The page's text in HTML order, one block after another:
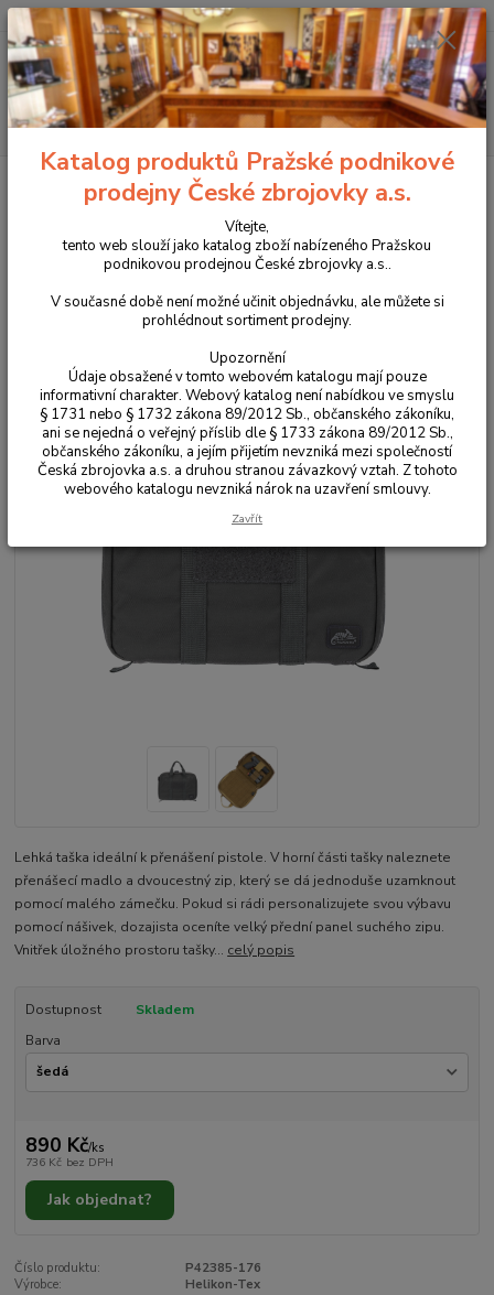
Menu
Hledat
+420 225 375 800
Pouzdra, kufry na zbraně a batohy Látková pouzdra
pouzdra a střelecké tašky
Taška Helikon Single Pistol
Taška Helikon Single Pistol
Lehká taška ideální k přenášení pistole. V horní části tašky naleznete
přenášecí madlo a dvoucestný zip, který se dá jednoduše uzamknout
pomocí malého zámečku. Pokud si rádi personalizujete svou výbavu
pomocí nášivek, dozajista oceníte velký přední panel suchého zipu.
Vnitřek úložného prostoru tašky... celý popis
Dostupnost
Skladem
Barva
890 Kč/ks
736 Kč bez DPH
Jak objednat?
Číslo produktu:
P42385-176
Výrobce:
Helikon-Tex
Katalog produktů Pražské podnikové
prodejny České zbrojovky a.s.
Vítejte,
tento web slouží jako katalog zboží nabízeného Pražskou
podnikovou prodejnou České zbrojovky a.s..
V současné době není možné učinit objednávku, ale můžete si
prohlédnout sortiment prodejny.
Upozornění
Údaje obsažené v tomto webovém katalogu mají pouze
informativní charakter. Webový katalog není nabídkou ve smyslu
§ 1731 nebo § 1732 zákona 89/2012 Sb., občanského zákoníku,
ani se nejedná o veřejný příslib dle § 1733 zákona 89/2012 Sb.,
občanského zákoníku, a jejím přijetím nevzniká mezi společností
Česká zbrojovka a.s. a druhou stranou závazkový vztah. Z tohoto
webového katalogu nevzniká nárok na uzavření smlouvy.
Zavřít